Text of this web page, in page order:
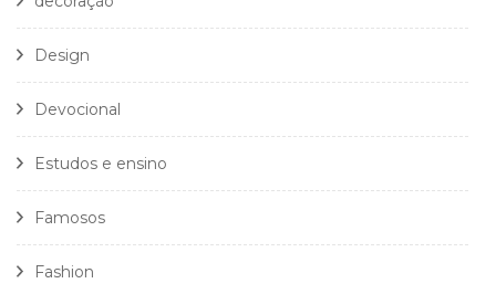
Design
Devocional
Estudos e ensino
Famosos
Fashion